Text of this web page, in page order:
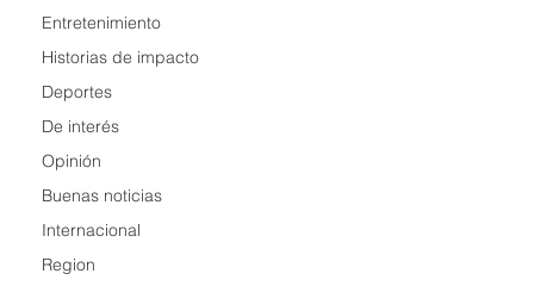
Entretenimiento
Historias de impacto
Deportes
De interés
Opinión
Buenas noticias
Internacional
Region